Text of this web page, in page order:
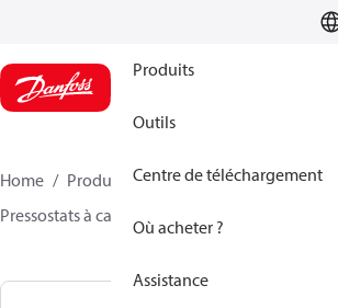
Produits
Outils
Centre de téléchargement
Où acheter ?
Assistance
Home Produits Climate Solutions - cooling
Pressostats à cartouche